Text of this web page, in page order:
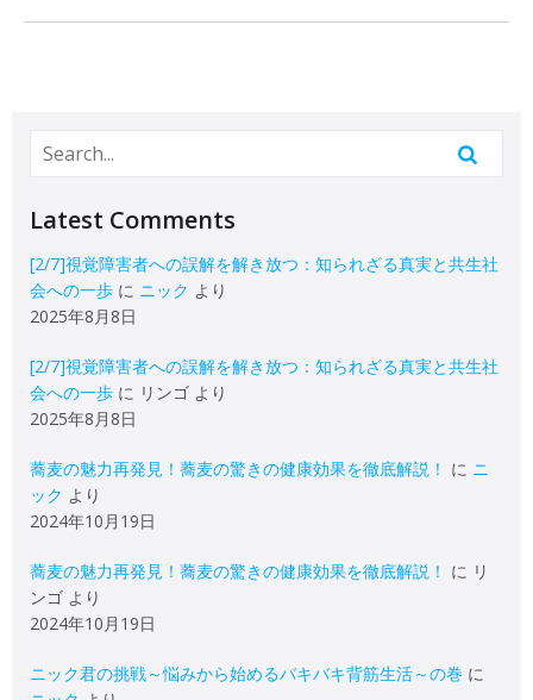
Latest Comments
[2/7]視覚障害者への誤解を解き放つ：知られざる真実と共生社
会への一歩 に ニック より
2025年8月8日
[2/7]視覚障害者への誤解を解き放つ：知られざる真実と共生社
会への一歩 に リンゴ より
2025年8月8日
蕎麦の魅力再発見！蕎麦の驚きの健康効果を徹底解説！ に ニ
ック より
2024年10月19日
蕎麦の魅力再発見！蕎麦の驚きの健康効果を徹底解説！ に リ
ンゴ より
2024年10月19日
ニック君の挑戦～悩みから始めるバキバキ背筋生活～の巻 に